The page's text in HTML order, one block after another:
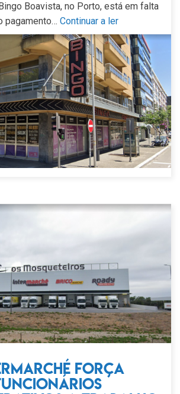
Boavista, no Porto, está em falta
pagamento… Continuar a ler
força